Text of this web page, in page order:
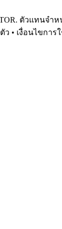
ตัวแทนจำ
• เงื่อนไขการ